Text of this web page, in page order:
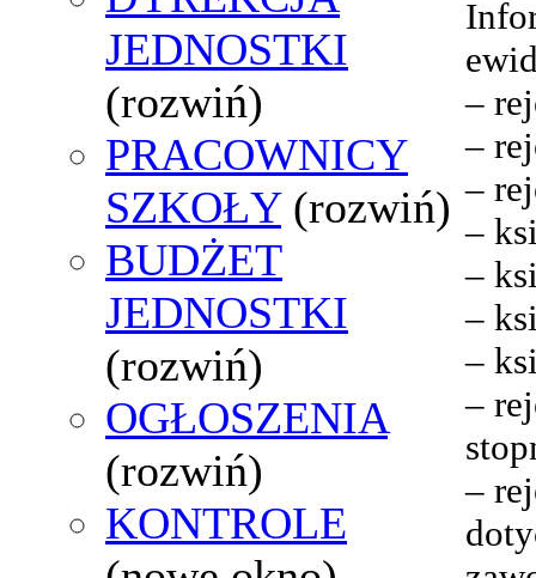
JEDNOSTKI
(rozwiń)
PRACOWNICY
SZKOŁY (rozwiń)
BUDŻET
JEDNOSTKI
(rozwiń)
OGŁOSZENIA
(rozwiń)
KONTROLE
–
–
–
–
–
–
–
–
–